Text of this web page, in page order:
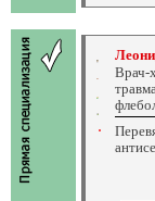
Врач-